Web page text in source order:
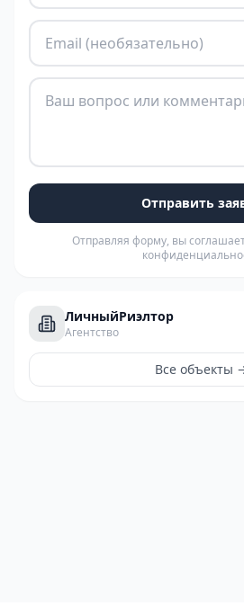
Отправить
Отправляя форму, вы
ЛичныйРиэлтор
Агентство
Все объекты